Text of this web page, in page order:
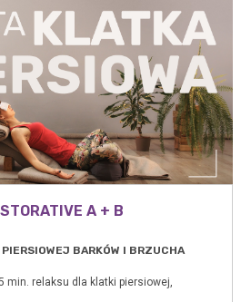
A + B
BARKÓW I BRZUCHA
min. relaksu dla klatki piersiowej,